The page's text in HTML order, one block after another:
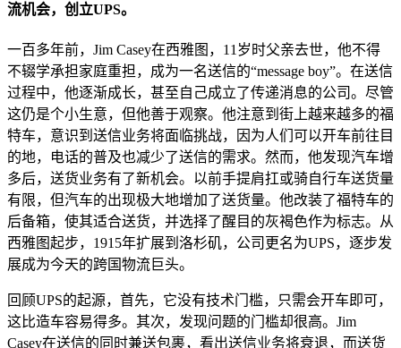
流机会，创立UPS。
一百多年前，Jim Casey在西雅图，11岁时父亲去世，他不得
不辍学承担家庭重担，成为一名送信的“message boy”。在送信
过程中，他逐渐成长，甚至自己成立了传递消息的公司。尽管
这仍是个小生意，但他善于观察。他注意到街上越来越多的福
特车，意识到送信业务将面临挑战，因为人们可以开车前往目
的地，电话的普及也减少了送信的需求。然而，他发现汽车增
多后，送货业务有了新机会。以前手提肩扛或骑自行车送货量
有限，但汽车的出现极大地增加了送货量。他改装了福特车的
后备箱，使其适合送货，并选择了醒目的灰褐色作为标志。从
西雅图起步，1915年扩展到洛杉矶，公司更名为UPS，逐步发
展成为今天的跨国物流巨头。
回顾UPS的起源，首先，它没有技术门槛，只需会开车即可，
这比造车容易得多。其次，发现问题的门槛却很高。Jim
Casey在送信的同时兼送包裹，看出送信业务将衰退，而送货